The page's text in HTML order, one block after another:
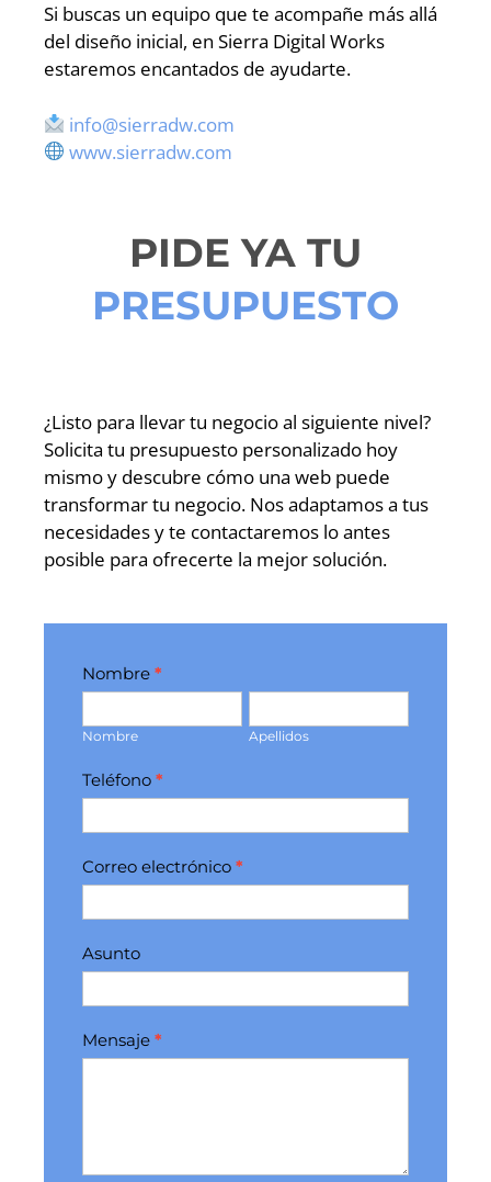
Si buscas un equipo que te acompañe más allá
del diseño inicial, en Sierra Digital Works
estaremos encantados de ayudarte.
info@sierradw.com
www.sierradw.com
PIDE YA TU
PRESUPUESTO
¿Listo para llevar tu negocio al siguiente nivel?
Solicita tu presupuesto personalizado hoy
mismo y descubre cómo una web puede
transformar tu negocio. Nos adaptamos a tus
necesidades y te contactaremos lo antes
posible para ofrecerte la mejor solución.
Formulario
inicio
Nombre *
Nombre Apellidos
Teléfono *
Correo electrónico *
Asunto
Mensaje *